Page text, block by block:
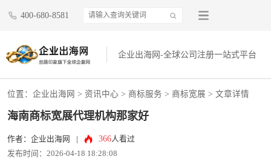
400-680-8581
企业出海网-全球公司注册一站式平台
位置： 企业出海网 > 资讯中心 > 商标服务 > 商标宽展 > 文章详情
海南商标宽展代理机构那家好
作者：企业出海网 366人看过
发布时间：2026-04-18 18:28:08